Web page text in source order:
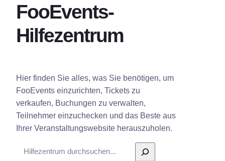
FooEvents-
Hilfezentrum
Hier finden Sie alles, was Sie benötigen, um
FooEvents einzurichten, Tickets zu
verkaufen, Buchungen zu verwalten,
Teilnehmer einzuchecken und das Beste aus
Ihrer Veranstaltungswebsite herauszuholen.
Suche